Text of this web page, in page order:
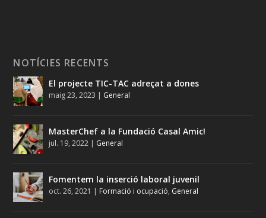
NOTÍCIES RECENTS
El projecte TIC-TAC adreçat a dones
maig 23, 2023 | General
MasterChef a la Fundació Casal Amic!
jul. 19, 2022 | General
Fomentem la inserció laboral juvenil
oct. 26, 2021 | Formació i ocupació, General